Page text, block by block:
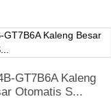
GT7B6A Kaleng
Otomatis S...